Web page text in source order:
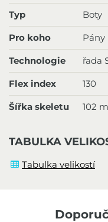
Typ Boty
Pro koho Pány
Technologie řada
Flex index 130
Šířka skeletu 102
TABULKA
Tabulka velikostí